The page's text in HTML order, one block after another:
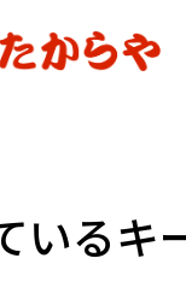
いるキ